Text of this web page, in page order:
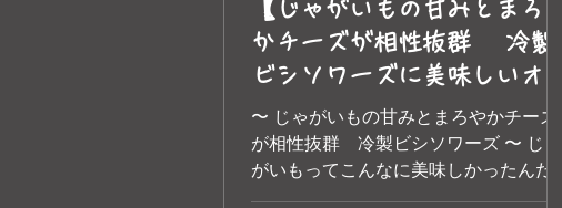
【じゃがいもの甘みとまろや
かチーズが相性抜群 冷製
ビシソワーズに美味しいオリ
ーブオイルを一振りかけて】
by 美味しいオリーブ｜トス
カーナ エ トスカーナ
〜 じゃがいもの甘みとまろやかチーズ
が相性抜群 冷製ビシソワーズ 〜 じゃ
がいもってこんなに美味しかったんだ、
と驚くほどいもの味わいと甘みがしっか